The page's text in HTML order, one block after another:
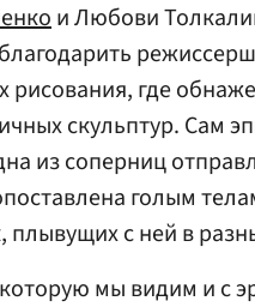
и Любови
рисования, где
скульптур. Сам
из соперниц
голым
плывущих с ней в
мы видим и с